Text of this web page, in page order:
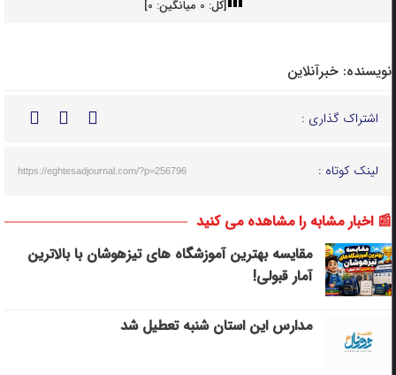
[کل: 0میانگین: 0
]
نویسنده: خبرآنلاین
اشتراک گذاری :
لینک کوتاه : https://eghtesadjournal.com/?p=256796
📰 اخبار مشابه را مشاهده می کنید
مقایسه بهترین آموزشگاه های تیزهوشان با بالاترین
آمار قبولی!
مدارس این استان شنبه تعطیل شد